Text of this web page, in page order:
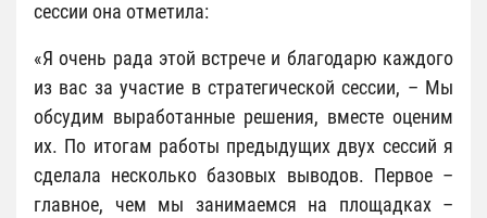
сессии она отметила:
«Я очень рада этой встрече и благодарю каждого
из вас за участие в стратегической сессии, – Мы
обсудим выработанные решения, вместе оценим
их. По итогам работы предыдущих двух сессий я
сделала несколько базовых выводов. Первое –
главное, чем мы занимаемся на площадках –